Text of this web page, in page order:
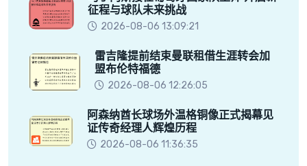
征程与球队未来挑战
2026-08-06 13:09:21
雷吉隆提前结束曼联租借生涯转会加
盟布伦特福德
2026-08-06 12:26:05
阿森纳酋长球场外温格铜像正式揭幕见
证传奇经理人辉煌历程
2026-08-06 11:36:35